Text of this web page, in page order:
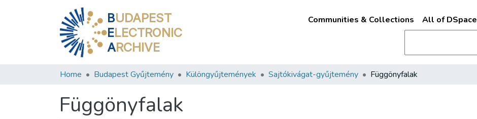
BUDAPEST
ELECTRONIC
ARCHIVE
Communities & Collections All of DSpace
Home Budapest Gyűjtemény Különgyűjtemények Sajtókivágat-gyűjtemény Függönyfalak
Függönyfalak